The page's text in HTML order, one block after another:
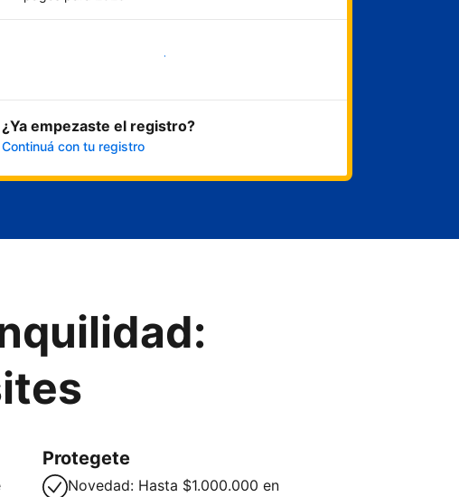
Empezar ahora
¿Ya empezaste el registro?
Continuá con tu registro
Protegete
Novedad: Hasta $1.000.000 en